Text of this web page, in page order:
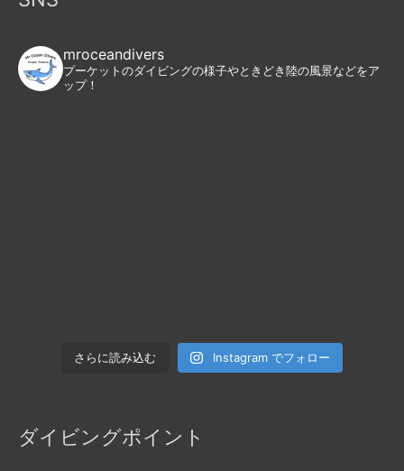
mroceandivers
プーケットのダイビングの様子やときどき陸の風景などをア
ップ！
さらに読み込む Instagram でフォロー
ダイビングポイント